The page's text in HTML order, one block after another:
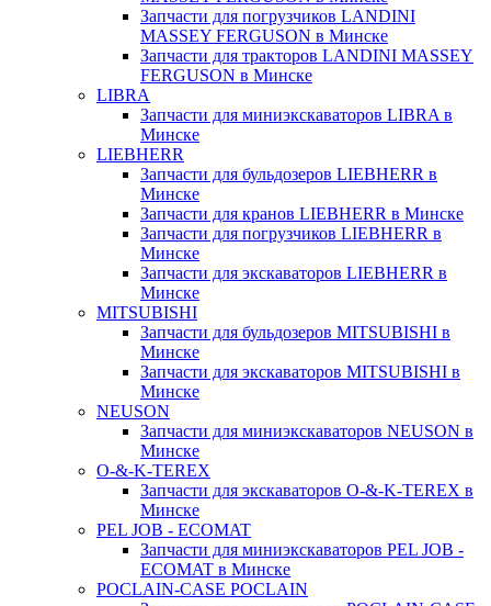
Запчасти для погрузчиков LANDINI
MASSEY FERGUSON в Минске
Запчасти для тракторов LANDINI MASSEY
FERGUSON в Минске
LIBRA
Запчасти для миниэкскаваторов LIBRA в
Минске
LIEBHERR
Запчасти для бульдозеров LIEBHERR в
Минске
Запчасти для кранов LIEBHERR в Минске
Запчасти для погрузчиков LIEBHERR в
Минске
Запчасти для экскаваторов LIEBHERR в
Минске
MITSUBISHI
Запчасти для бульдозеров MITSUBISHI в
Минске
Запчасти для экскаваторов MITSUBISHI в
Минске
NEUSON
Запчасти для миниэкскаваторов NEUSON в
Минске
O-&-K-TEREX
Запчасти для экскаваторов O-&-K-TEREX в
Минске
PEL JOB - ECOMAT
Запчасти для миниэкскаваторов PEL JOB -
ECOMAT в Минске
POCLAIN-CASE POCLAIN